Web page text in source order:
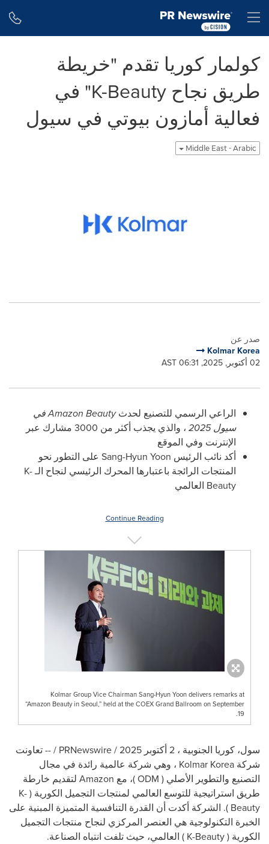
كولمار كوريا تقدم "خريطة
طريق نجاح K-Beauty" في
فعالية أمازون بيوتي في سيول
Middle East - Arabic
صدر عن
Kolmar Korea
02 أكتوبر, 2025, 06:31 AST
الراعي الرسمي للتصنيع لحدثAmazon Beautyفي
سيول 2025
، والذي يجذب أكثر من 3000 مشارك عبر
الإنترنت وفي الموقع
أكد نائب الرئيس Sang-Hyun Yoon على التطور نحو
المنتجات الرائجة باعتبارها المحرك الرئيسي لنجاح الـK-
Beauty العالمي
Continue Reading
Kolmar Group Vice Chairman Sang-Hyun Yoon delivers remarks at
“Amazon Beauty in Seoul,” held at the COEX Grand Ballroom on September
19.
سول، كوريا الجنوبية ، 2 أكتوبر 2025 /
PRNewswire / -- تعاونت
شركة Kolmar Korea ، وهي شركة عالمية رائدة في مجال
التصنيع والتطوير الأصلي ( ODM)، مع Amazon لتقديم خارطة
طريق استراتيجية للتوسع العالمي لمنتجات التجميل الكورية (K-
Beauty ). الشركة أكدت أن القدرة التنافسية المتميزة المبنية على
الخبرة التكنولوجية هي العنصر المركزي لنجاح منتجات التجميل
الكورية (K-Beauty ) العالمي، حيث تلفت انتباه الصناعة.